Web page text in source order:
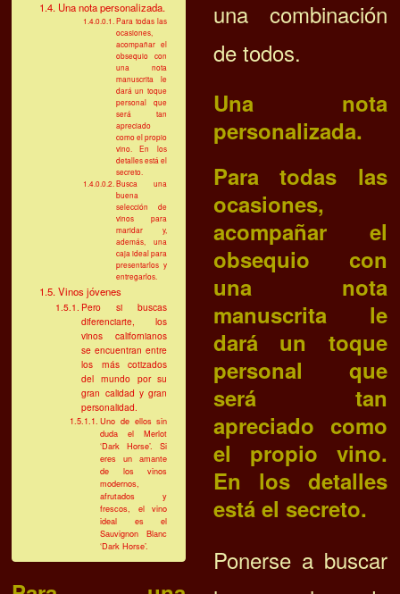
Una nota personalizada.
Para todas las
ocasiones,
acompañar el
obsequio con
una nota
manuscrita le
dará un toque
personal que
será tan
apreciado
como el propio
vino. En los
detalles está el
secreto.
Busca una
buena
selección de
vinos para
maridar y,
además, una
caja ideal para
presentarlos y
entregarlos.
Vinos jóvenes
Pero si buscas
diferenciarte, los
vinos californianos
se encuentran entre
los más cotizados
del mundo por su
gran calidad y gran
personalidad.
Uno de ellos sin
duda el Merlot
‘Dark Horse’. Si
eres un amante
de los vinos
modernos,
afrutados y
frescos, el vino
ideal es el
Sauvignon Blanc
‘Dark Horse’.
una combinación
de todos.
Una nota
personalizada.
Para todas las
ocasiones,
acompañar el
obsequio con
una nota
manuscrita le
dará un toque
personal que
será tan
apreciado como
el propio vino.
En los detalles
está el secreto.
Ponerse a buscar